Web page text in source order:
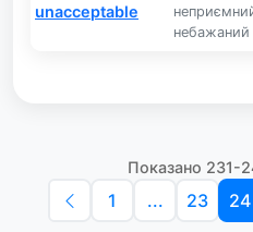
unacceptable
небажаний
Показано 231-
1 ... 23 24